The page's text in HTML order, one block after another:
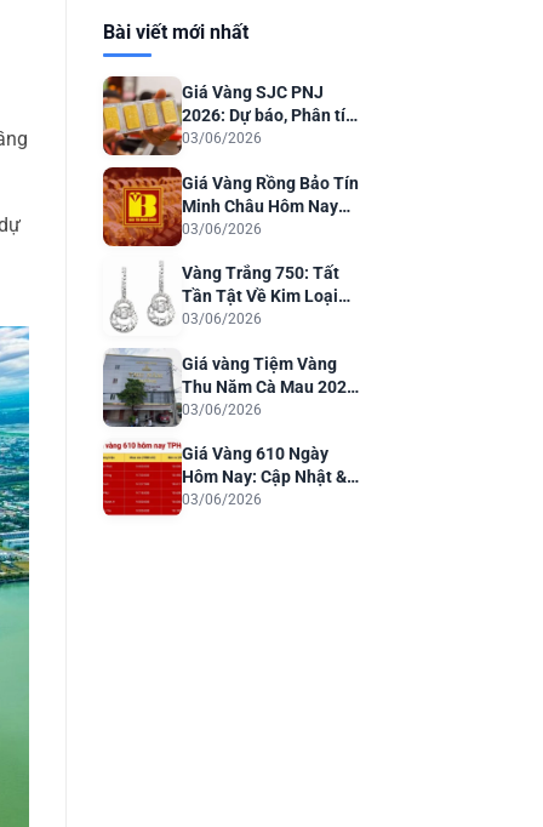
Bài viết mới nhất
Giá Vàng SJC PNJ
2026: Dự báo, Phân tích
& Lời khuyên Đầu tư
03/06/2026
Giá Vàng Rồng Bảo Tín
Minh Châu Hôm Nay
2026: Dự Báo & Phân
03/06/2026
Vàng Trắng 750: Tất
Tần Tật Về Kim Loại
Quý Cho Trang Sức
03/06/2026
Giá vàng Tiệm Vàng
Thu Năm Cà Mau 2026:
Cập Nhật & Phân Tích
03/06/2026
Giá Vàng 610 Ngày
Hôm Nay: Cập Nhật &
Dự Báo 2026
03/06/2026